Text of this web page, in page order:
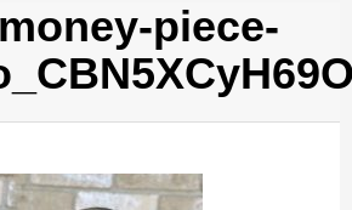
piece-